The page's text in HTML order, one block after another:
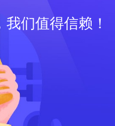
们值得信赖！